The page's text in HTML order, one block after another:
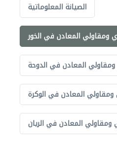
الصيانة المعلوماتية
ومقاولي المعادن في الخور
المعادن في الدوحة
المعادن في الوكرة
المعادن في الريان